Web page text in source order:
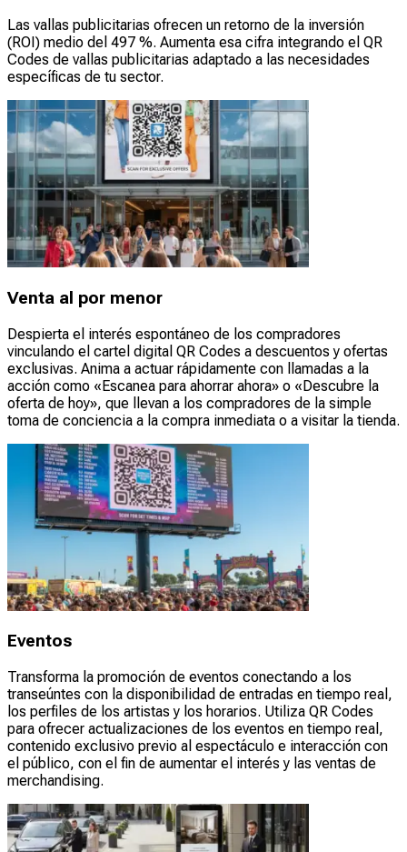
Las vallas publicitarias ofrecen un retorno de la inversión
(ROI) medio del 497 %. Aumenta esa cifra integrando el QR
Codes de vallas publicitarias adaptado a las necesidades
específicas de tu sector.
Venta al por menor
Despierta el interés espontáneo de los compradores
vinculando el cartel digital QR Codes a descuentos y ofertas
exclusivas. Anima a actuar rápidamente con llamadas a la
acción como «Escanea para ahorrar ahora» o «Descubre la
oferta de hoy», que llevan a los compradores de la simple
toma de conciencia a la compra inmediata o a visitar la tienda.
Eventos
Transforma la promoción de eventos conectando a los
transeúntes con la disponibilidad de entradas en tiempo real,
los perfiles de los artistas y los horarios. Utiliza QR Codes
para ofrecer actualizaciones de los eventos en tiempo real,
contenido exclusivo previo al espectáculo e interacción con
el público, con el fin de aumentar el interés y las ventas de
merchandising.